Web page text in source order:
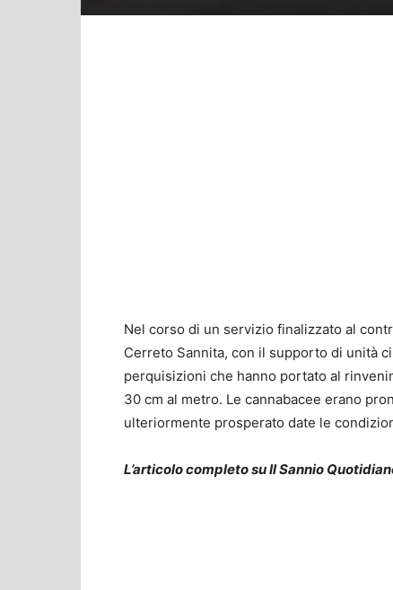
Nel corso di un servizio finalizzato al
Cerreto Sannita, con il supporto di unità
perquisizioni che hanno portato al
30 cm al metro. Le cannabacee erano
ulteriormente prosperato date le
L’articolo completo su Il Sannio